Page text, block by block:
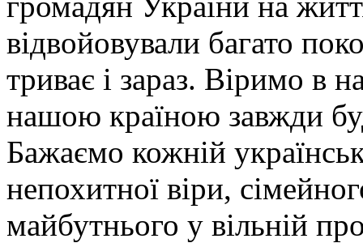
відвойовували багато
триває і зараз. Віримо в
нашою країною завжди
Бажаємо кожній
непохитної віри,
майбутнього у вільній